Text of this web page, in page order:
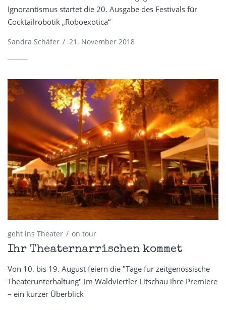
Ignorantismus startet die 20. Ausgabe des Festivals für
Cocktailrobotik „Roboexotica“
Sandra Schäfer / 21. November 2018
geht ins Theater on tour
Ihr Theaternarrischen kommet
Von 10. bis 19. August feiern die "Tage für zeitgenössische
Theaterunterhaltung" im Waldviertler Litschau ihre Premiere
– ein kurzer Überblick